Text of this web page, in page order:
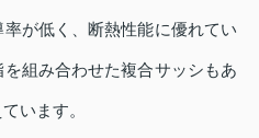
が低く、断熱性能に優れてい
組み合わせた複合サッシもあ
います。